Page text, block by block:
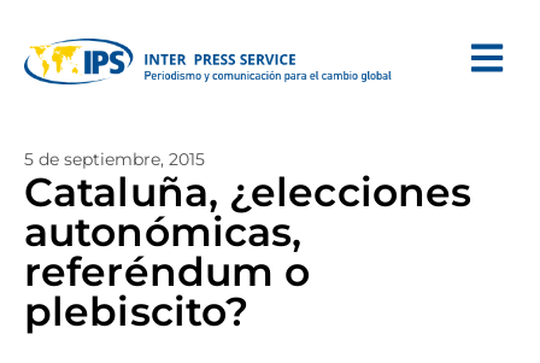
5 de septiembre, 2015
Cataluña, ¿elecciones
autonómicas,
referéndum o
plebiscito?